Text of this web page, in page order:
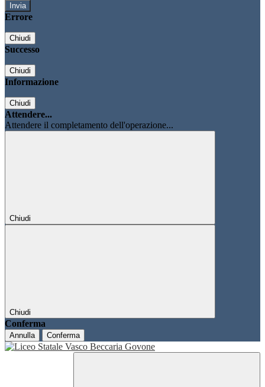
Errore
Chiudi
Successo
Chiudi
Informazione
Chiudi
Attendere...
Attendere il completamento dell'operazione...
Chiudi
Chiudi
Conferma
Annulla Conferma